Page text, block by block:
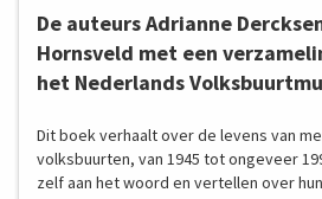
De auteurs Adrianne
Hornsveld met een
het Nederlands
Dit boek verhaalt over de levens van
volksbuurten, van 1945 tot ongeveer
zelf aan het woord en vertellen over